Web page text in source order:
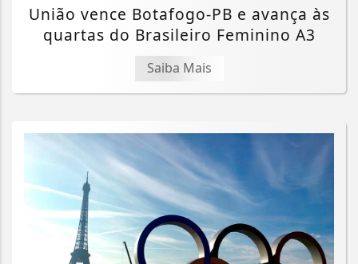
União vence Botafogo-PB e avança às
quartas do Brasileiro Feminino A3
Saiba Mais